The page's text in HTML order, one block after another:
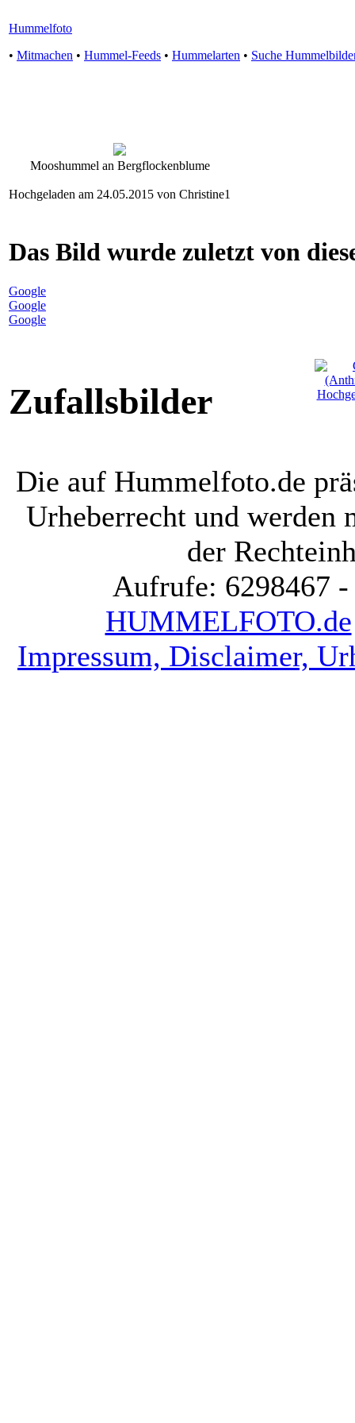
Hummelfoto
• Mitmachen • Hummel-Feeds • Hummelarten • Suche
Mooshummel an Bergflockenblume
Hochgeladen am 24.05.2015 von Christine1
Das Bild wurde zuletzt von
Google
Google
Google
Zufallsbilder
Die auf Hummelfoto.de
Urheberrecht und werden
der
Aufrufe: 6298467
HUMMELFOTO.de
Impressum, Disclaimer,